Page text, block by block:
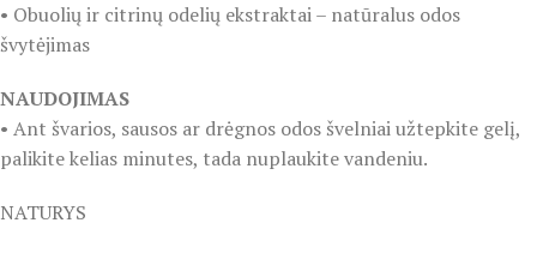
• Obuolių ir citrinų odelių ekstraktai – natūralus odos
švytėjimas
NAUDOJIMAS
• Ant švarios, sausos ar drėgnos odos švelniai užtepkite gelį,
palikite kelias minutes, tada nuplaukite vandeniu.
NATURYS